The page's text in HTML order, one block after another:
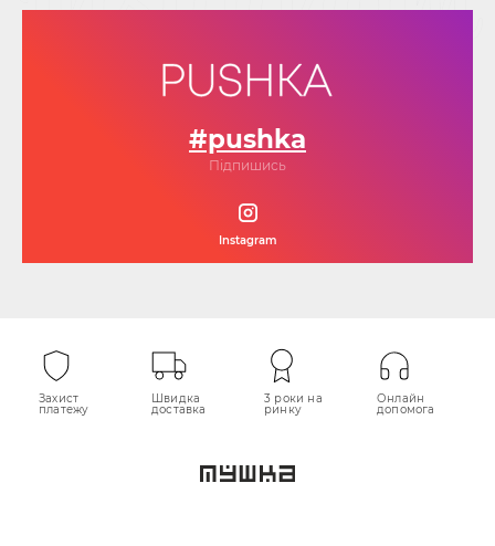
#pushka
Підпишись
Instagram
Захист
платежу
Швидка
доставка
3 роки на
ринку
Онлайн
допомога